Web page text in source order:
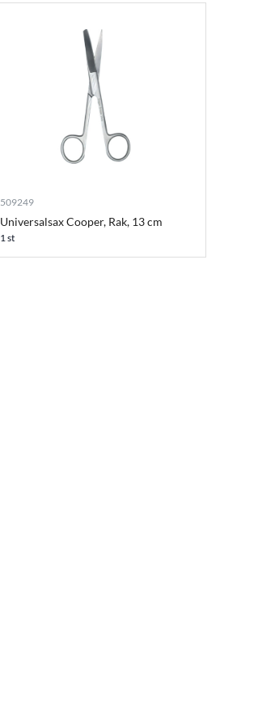
509249
Universalsax Cooper, Rak, 13 cm
1 st